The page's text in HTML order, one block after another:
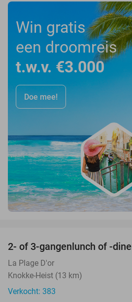
Win gratis
een droomreis
t.w.v. €3.000
Doe mee!
2- of 3-gangenlunch of -
La Plage D'or
Knokke-Heist (13 km)
Verkocht: 383